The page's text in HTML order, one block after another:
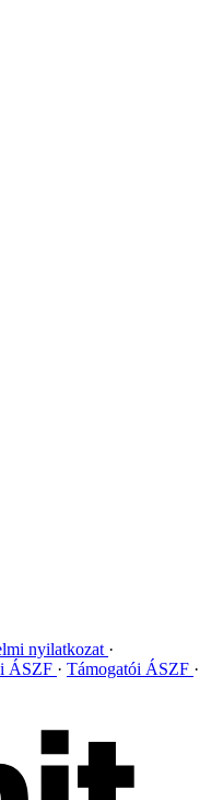
nyilatkozat
ÁSZF
Támogatói ÁSZF